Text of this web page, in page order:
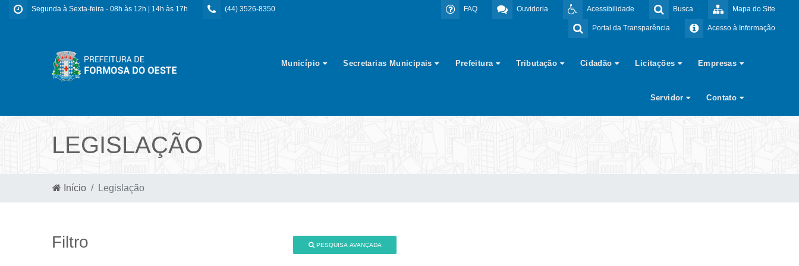
Segunda à Sexta-feira - 08h às 12h | 14h às 17h (44) 3526-8350 Mapa do Site
Busca
Acessibilidade
Ouvidoria
FAQ
Acesso à Informação
Portal da Transparência
Município Secretarias Municipais Prefeitura Tributação Cidadão Licitações Empresas
Servidor Contato
LEGISLAÇÃO
Início Legislação
Filtro PESQUISA AVANÇADA